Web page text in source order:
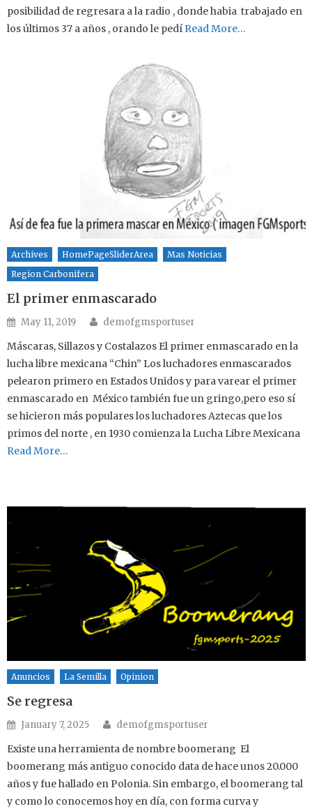
posibilidad de regresara a la radio , donde habia trabajado en
los últimos 37 a años , orando le pedí Read More…
Archives HomePageSliderArea
Mas Noticias
Region Carbonifera
El primer enmascarado
Posted on
May 11, 2019 Author
demofgmsportuser
Máscaras, Sillazos y Costalazos El primer enmascarado en la
lucha libre mexicana “Chin” Los luchadores enmascarados
pelearon primero en Estados Unidos y para varear el primer
enmascarado en México también fue un gringo,pero eso sí
se hicieron más populares los luchadores Aztecas que los
primos del norte , en 1930 comienza la Lucha Libre Mexicana
Read More…
Anuncios La Semilla Opinion
Se regresa
Posted on
January 7, 2025 Author
demofgmsportuser
Existe una herramienta de nombre boomerang El
boomerang más antiguo conocido data de hace unos 20.000
años y fue hallado en Polonia. Sin embargo, el boomerang tal
y como lo conocemos hoy en día, con forma curva y